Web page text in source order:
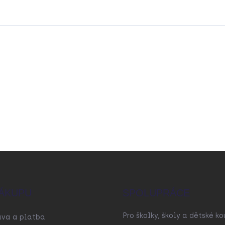
a platba
SPOLUPRÁCE
Pro školky, školy a dětské